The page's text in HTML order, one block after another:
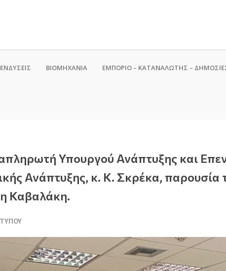
ΒΙΟΜΗΧΑΝΙΑ ΕΜΠΟΡΙΟ – ΚΑΤΑΝΑΛΩΤΗΣ –
Υπουργού Ανάπτυξης και
Ανάπτυξης, κ. Κ. Σκρέκα, παρουσία
Καβαλάκη.